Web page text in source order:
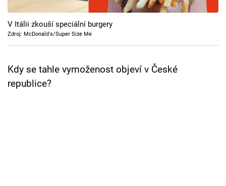
Pořady
TV Program
V Itálii zkouší speciální burgery
Zdroj: McDonald's/Super Size Me
Kdy se tahle vymoženost objeví v České
republice?